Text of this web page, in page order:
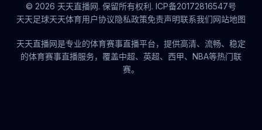
© 2026 天天直播网. 保留所有权利. ICP备20172816547号
天天足球天天体育用户协议隐私政策免责声明联系我们网站地图
天天直播网是专业的体育赛事直播平台，提供高清、流畅、稳定
的体育赛事直播服务，覆盖中超、英超、西甲、NBA等热门联
赛。